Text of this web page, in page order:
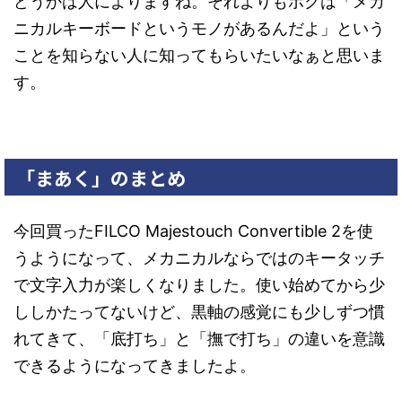
ニカルキーボードというモノがあるんだよ」という
ことを知らない人に知ってもらいたいなぁと思いま
す。
「まあく」のまとめ
今回買ったFILCO Majestouch Convertible 2を使
うようになって、メカニカルならではのキータッチ
で文字入力が楽しくなりました。使い始めてから少
ししかたってないけど、黒軸の感覚にも少しずつ慣
れてきて、「底打ち」と「撫で打ち」の違いを意識
できるようになってきましたよ。